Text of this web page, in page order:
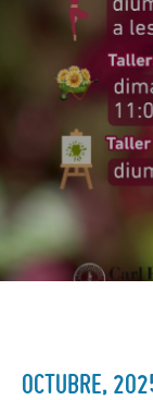
OCTUBRE,